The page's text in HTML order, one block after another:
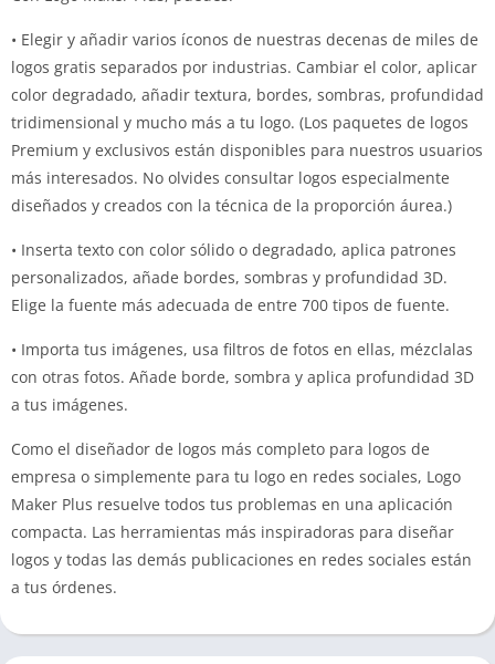
• Elegir y añadir varios íconos de nuestras decenas de miles de
logos gratis separados por industrias. Cambiar el color, aplicar
color degradado, añadir textura, bordes, sombras, profundidad
tridimensional y mucho más a tu logo. (Los paquetes de logos
Premium y exclusivos están disponibles para nuestros usuarios
más interesados. No olvides consultar logos especialmente
diseñados y creados con la técnica de la proporción áurea.)
• Inserta texto con color sólido o degradado, aplica patrones
personalizados, añade bordes, sombras y profundidad 3D.
Elige la fuente más adecuada de entre 700 tipos de fuente.
• Importa tus imágenes, usa filtros de fotos en ellas, mézclalas
con otras fotos. Añade borde, sombra y aplica profundidad 3D
a tus imágenes.
Como el diseñador de logos más completo para logos de
empresa o simplemente para tu logo en redes sociales, Logo
Maker Plus resuelve todos tus problemas en una aplicación
compacta. Las herramientas más inspiradoras para diseñar
logos y todas las demás publicaciones en redes sociales están
a tus órdenes.